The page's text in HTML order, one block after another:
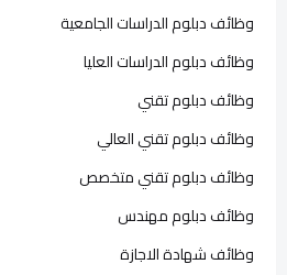
وظائف دبلوم الدراسات الجامعية
وظائف دبلوم الدراسات العليا
وظائف دبلوم تقني
وظائف دبلوم تقني العالي
وظائف دبلوم تقني متخصص
وظائف دبلوم مهندس
وظائف شهادة الاجازة